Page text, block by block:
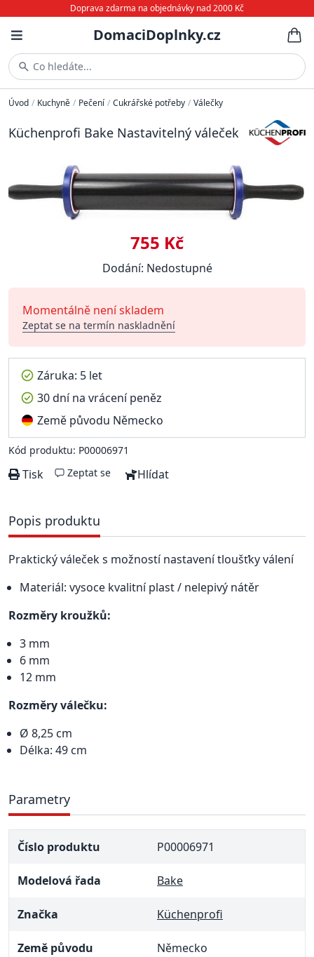
Doprava zdarma na objednávky nad 2000 Kč
DomaciDoplnky.cz
Co hledáte...
Úvod / Kuchyně / Pečení / Cukrářské potřeby / Válečky
Küchenprofi Bake Nastavitelný váleček
755 Kč
Dodání: Nedostupné
Momentálně není skladem
Zeptat se na termín naskladnění
Záruka: 5 let
30 dní na vrácení peněz
Země původu Německo
Kód produktu: P00006971
Tisk Zeptat se Hlídat
Popis produktu
Praktický váleček s možností nastavení tloušťky válení
Materiál: vysoce kvalitní plast / nelepivý nátěr
Rozměry kroužků:
3 mm
6 mm
12 mm
Rozměry válečku:
Ø 8,25 cm
Délka: 49 cm
Parametry
Číslo produktu P00006971
Modelová řada Bake
Značka Küchenprofi
Země původu Německo